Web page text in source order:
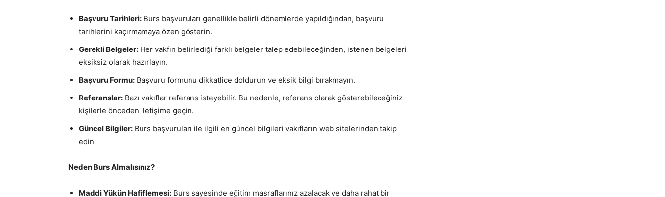
Başvuru Tarihleri: Burs başvuruları genellikle belirli dönemlerde yapıldığından, başvuru
tarihlerini kaçırmamaya özen gösterin.
Gerekli Belgeler: Her vakfın belirlediği farklı belgeler talep edebileceğinden, istenen belgeleri
eksiksiz olarak hazırlayın.
Başvuru Formu: Başvuru formunu dikkatlice doldurun ve eksik bilgi bırakmayın.
Referanslar: Bazı vakıflar referans isteyebilir. Bu nedenle, referans olarak gösterebileceğiniz
kişilerle önceden iletişime geçin.
Güncel Bilgiler: Burs başvuruları ile ilgili en güncel bilgileri vakıfların web sitelerinden takip
edin.
Neden Burs Almalısınız?
Maddi Yükün Hafiflemesi: Burs sayesinde eğitim masraflarınız azalacak ve daha rahat bir